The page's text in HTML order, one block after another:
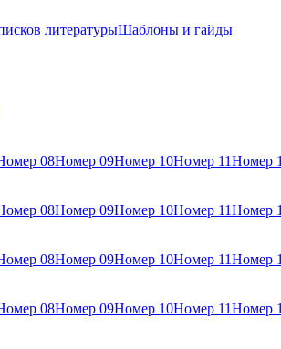
литературыШаблоны и гайды
08Номер 09Номер 10Номер 11Номер
08Номер 09Номер 10Номер 11Номер
08Номер 09Номер 10Номер 11Номер
08Номер 09Номер 10Номер 11Номер